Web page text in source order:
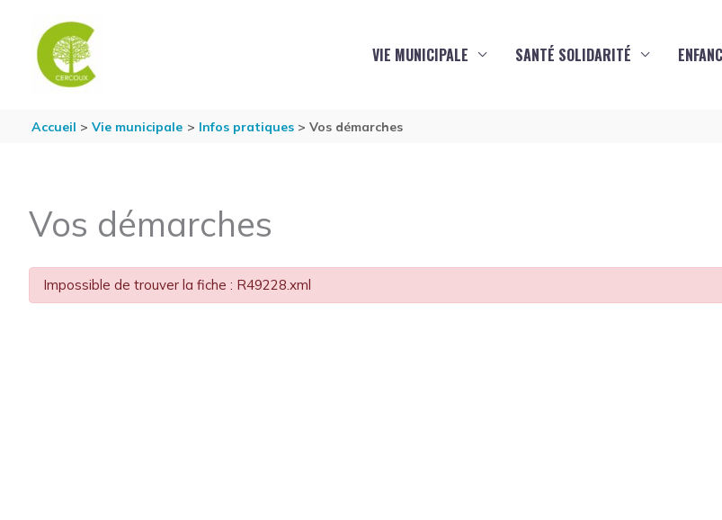
VIE MUNICIPALE SANTÉ SOLIDARITÉ
Accueil Vie municipale Infos pratiques Vos démarches
Vos démarches
Impossible de trouver la fiche : R49228.xml